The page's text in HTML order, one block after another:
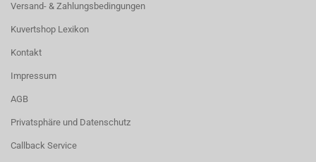
Versand- & Zahlungsbedingungen
Kuvertshop Lexikon
Kontakt
Impressum
AGB
Privatsphäre und Datenschutz
Callback Service